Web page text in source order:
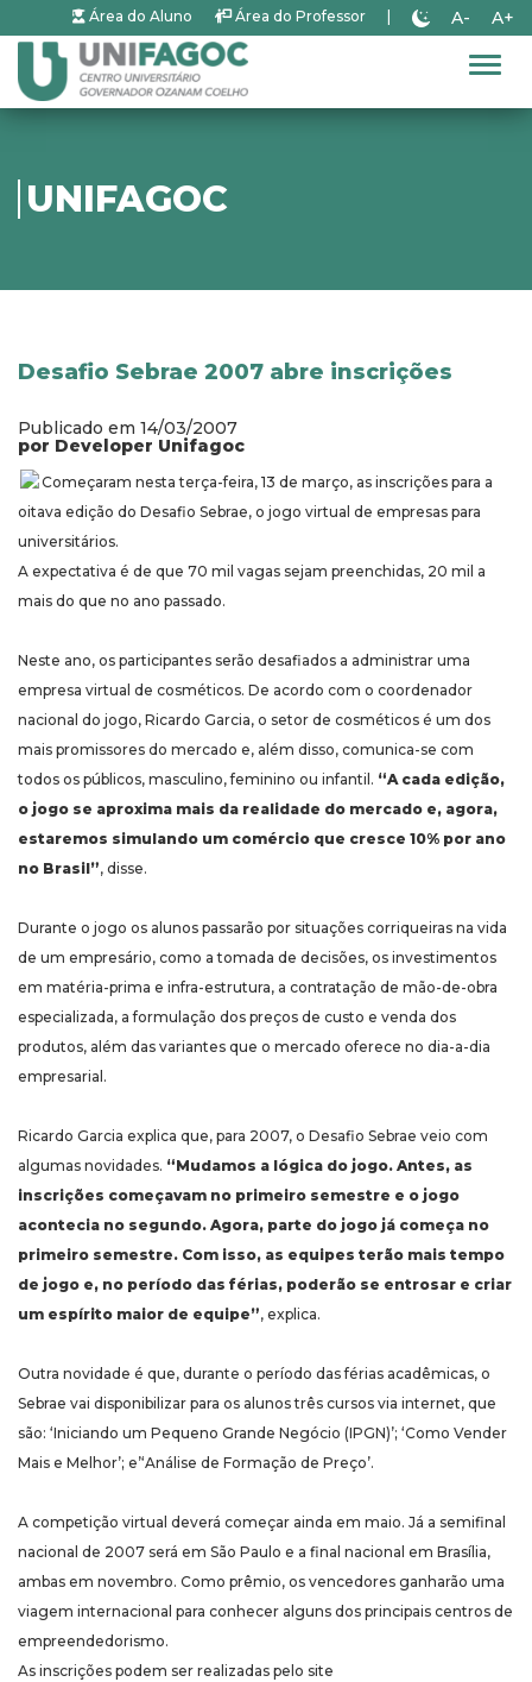
Área do Aluno Área do Professor A- A+
UNIFAGOC
Desafio Sebrae 2007 abre inscrições
Publicado em 14/03/2007
por Developer Unifagoc
Começaram nesta terça-feira, 13 de março, as inscrições para a
oitava edição do Desafio Sebrae, o jogo virtual de empresas para
universitários.
A expectativa é de que 70 mil vagas sejam preenchidas, 20 mil a
mais do que no ano passado.
Neste ano, os participantes serão desafiados a administrar uma
empresa virtual de cosméticos. De acordo com o coordenador
nacional do jogo, Ricardo Garcia, o setor de cosméticos é um dos
mais promissores do mercado e, além disso, comunica-se com
todos os públicos, masculino, feminino ou infantil. “A cada edição,
o jogo se aproxima mais da realidade do mercado e, agora,
estaremos simulando um comércio que cresce 10% por ano
no Brasil”, disse.
Durante o jogo os alunos passarão por situações corriqueiras na vida
de um empresário, como a tomada de decisões, os investimentos
em matéria-prima e infra-estrutura, a contratação de mão-de-obra
especializada, a formulação dos preços de custo e venda dos
produtos, além das variantes que o mercado oferece no dia-a-dia
empresarial.
Ricardo Garcia explica que, para 2007, o Desafio Sebrae veio com
algumas novidades. “Mudamos a lógica do jogo. Antes, as
inscrições começavam no primeiro semestre e o jogo
acontecia no segundo. Agora, parte do jogo já começa no
primeiro semestre. Com isso, as equipes terão mais tempo
de jogo e, no período das férias, poderão se entrosar e criar
um espírito maior de equipe”, explica.
Outra novidade é que, durante o período das férias acadêmicas, o
Sebrae vai disponibilizar para os alunos três cursos via internet, que
são: ‘Iniciando um Pequeno Grande Negócio (IPGN)’; ‘Como Vender
Mais e Melhor’; e’‘Análise de Formação de Preço’.
A competição virtual deverá começar ainda em maio. Já a semifinal
nacional de 2007 será em São Paulo e a final nacional em Brasília,
ambas em novembro. Como prêmio, os vencedores ganharão uma
viagem internacional para conhecer alguns dos principais centros de
empreendedorismo.
As inscrições podem ser realizadas pelo site